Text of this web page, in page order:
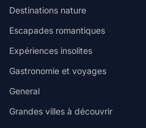
Destinations nature
Escapades romantiques
Expériences insolites
Gastronomie et voyages
General
Grandes villes à découvrir